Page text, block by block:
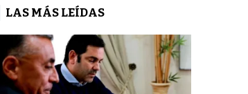
LAS MÁS LEÍDAS